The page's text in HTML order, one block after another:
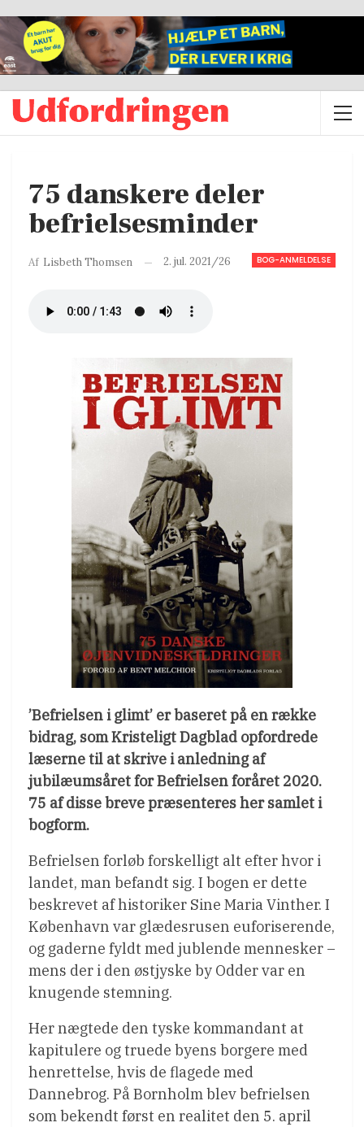
75 danskere deler
befrielsesminder
BOG-ANMELDELSE
Af Lisbeth Thomsen 2. jul. 2021/26
’Befrielsen i glimt’ er baseret på en række
bidrag, som Kristeligt Dagblad opfordrede
læserne til at skrive i anledning af
jubilæumsåret for Befrielsen foråret 2020.
75 af disse breve præsenteres her samlet i
bogform.
Befrielsen forløb forskelligt alt efter hvor i
landet, man befandt sig. I bogen er dette
beskrevet af historiker Sine Maria Vinther. I
København var glædesrusen euforiserende,
og gaderne fyldt med jublende mennesker –
mens der i den østjyske by Odder var en
knugende stemning.
Her nægtede den tyske kommandant at
kapitulere og truede byens borgere med
henrettelse, hvis de flagede med
Dannebrog. På Bornholm blev befrielsen
som bekendt først en realitet den 5. april